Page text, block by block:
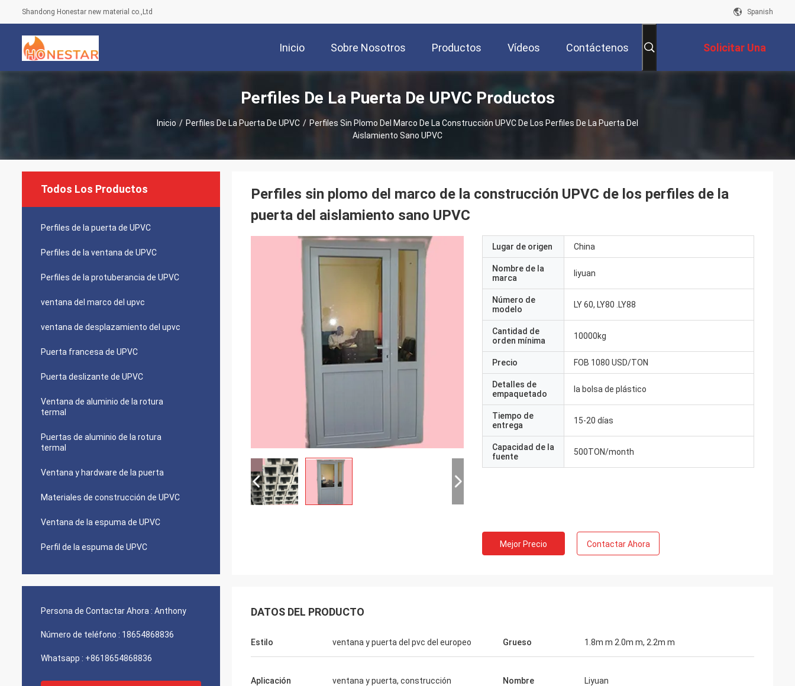
Shandong Honestar new material co.,Ltd Spanish
Inicio Sobre Nosotros Productos Vídeos Contáctenos Solicitar Una
Cotización
Perfiles De La Puerta De UPVC Productos
Inicio / Perfiles De La Puerta De UPVC / Perfiles Sin Plomo Del Marco De La Construcción UPVC De Los Perfiles De La Puerta Del
Aislamiento Sano UPVC
Todos Los Productos
Perfiles de la puerta de UPVC
Perfiles de la ventana de UPVC
Perfiles de la protuberancia de UPVC
ventana del marco del upvc
ventana de desplazamiento del upvc
Puerta francesa de UPVC
Puerta deslizante de UPVC
Ventana de aluminio de la rotura
termal
Puertas de aluminio de la rotura
termal
Ventana y hardware de la puerta
Materiales de construcción de UPVC
Ventana de la espuma de UPVC
Perfil de la espuma de UPVC
Persona de Contactar Ahora : Anthony
Número de teléfono : 18654868836
Whatsapp : +8618654868836
Perfiles sin plomo del marco de la construcción UPVC de los perfiles de la
puerta del aislamiento sano UPVC
Lugar de origen China
Nombre de la
marca
liyuan
Número de
modelo
LY 60, LY80 .LY88
Cantidad de
orden mínima
10000kg
Precio FOB 1080 USD/TON
Detalles de
empaquetado
la bolsa de plástico
Tiempo de
entrega
15-20 días
Capacidad de la
fuente
500TON/month
Mejor Precio Contactar Ahora
DATOS DEL PRODUCTO
Estilo ventana y puerta del pvc del europeo Grueso 1.8m m 2.0m m, 2.2m m
Aplicación ventana y puerta, construcción Nombre Liyuan